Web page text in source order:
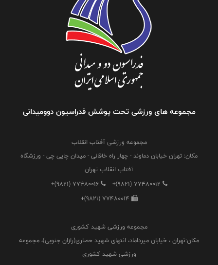
مجموعه های ورزشی تحت پوشش فدراسیون دوومیدانی
مجموعه ورزشی آفتاب انقلاب
مکان: تهران خیابان دماوند - چهار راه خاقانی - میدان چایی چی - ورزشگاه
آفتاب انقلاب تهران
+(9821) 77480012
+(9821) 77480016
+(9821) 77480014
مجموعه ورزشی شهید کشوری
مکان:تهران ، خیابان میرداماد، انتهای شهید حصاری(رازان جنوبی)، مجموعه
ورزشی شهید کشوری